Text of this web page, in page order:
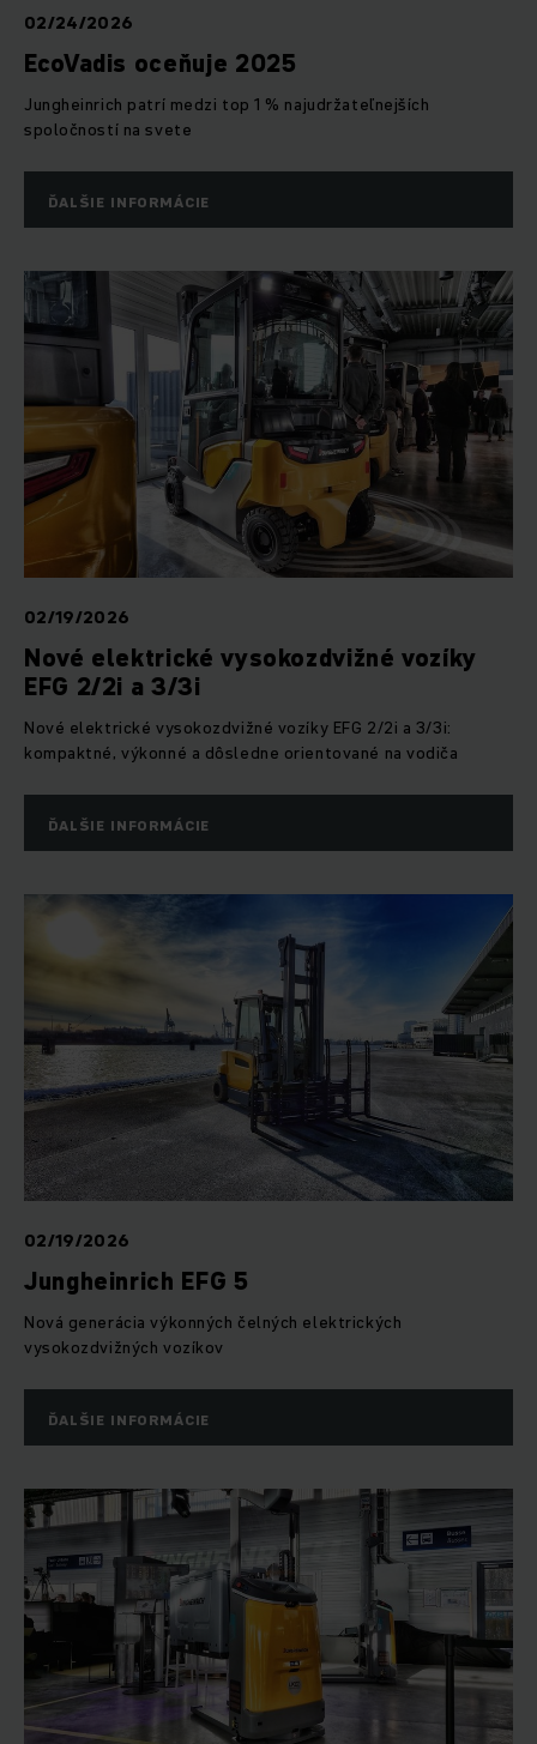
02/24/2026
EcoVadis oceňuje 2025
Jungheinrich patrí medzi top 1 % najudržateľnejších
spoločností na svete
ĎALŠIE INFORMÁCIE
02/19/2026
Nové elektrické vysokozdvižné vozíky
EFG 2/2i a 3/3i
Nové elektrické vysokozdvižné vozíky EFG 2/2i a 3/3i:
kompaktné, výkonné a dôsledne orientované na vodiča
ĎALŠIE INFORMÁCIE
02/19/2026
Jungheinrich EFG 5
Nová generácia výkonných čelných elektrických
vysokozdvižných vozíkov
ĎALŠIE INFORMÁCIE